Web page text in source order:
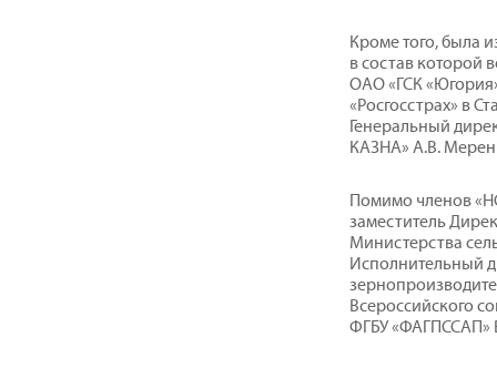
Кроме того, была
в состав которой
ОАО «ГСК
«Росгосстрах» в
Генеральный
КАЗНА» А.В.
Помимо членов
заместитель
Министерства
Исполнительный
Всероссийского
ФГБУ «ФАГПССАП»